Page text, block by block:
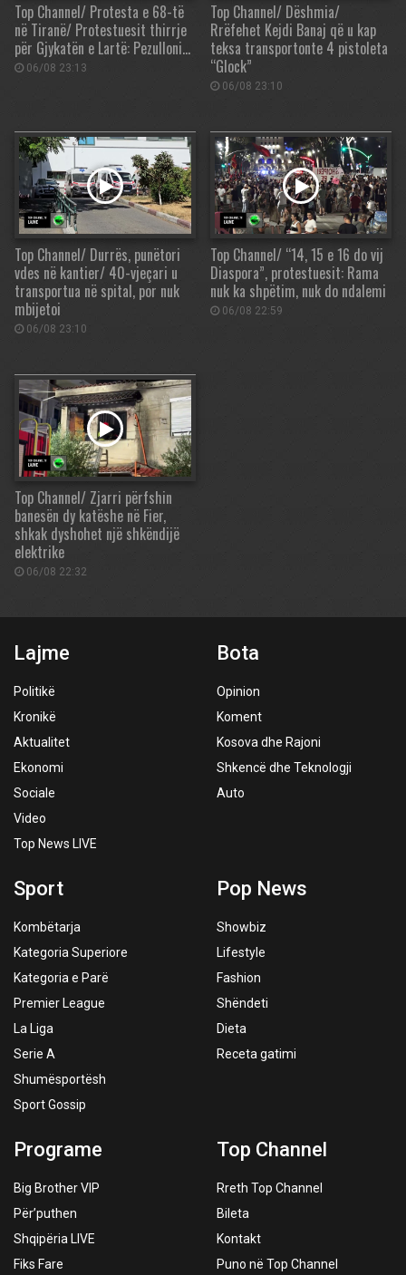
Top Channel/ Protesta e 68-të
në Tiranë/ Protestuesit thirrje
për Gjykatën e Lartë: Pezulloni…
06/08 23:13
Top Channel/ Dëshmia/
Rrëfehet Kejdi Banaj që u kap
teksa transportonte 4 pistoleta
“Glock”
06/08 23:10
Top Channel/ Durrës, punëtori
vdes në kantier/ 40-vjeçari u
transportua në spital, por nuk
mbijetoi
06/08 23:10
Top Channel/ “14, 15 e 16 do vij
Diaspora”, protestuesit: Rama
nuk ka shpëtim, nuk do ndalemi
06/08 22:59
Top Channel/ Zjarri përfshin
banesën dy katëshe në Fier,
shkak dyshohet një shkëndijë
elektrike
06/08 22:32
Lajme
Politikë
Kronikë
Aktualitet
Ekonomi
Sociale
Video
Top News LIVE
Bota
Opinion
Koment
Kosova dhe Rajoni
Shkencë dhe Teknologji
Auto
Sport
Kombëtarja
Kategoria Superiore
Kategoria e Parë
Premier League
La Liga
Serie A
Shumësportësh
Sport Gossip
Pop News
Showbiz
Lifestyle
Fashion
Shëndeti
Dieta
Receta gatimi
Programe
Big Brother VIP
Për’puthen
Shqipëria LIVE
Fiks Fare
Top Channel
Rreth Top Channel
Bileta
Kontakt
Puno në Top Channel